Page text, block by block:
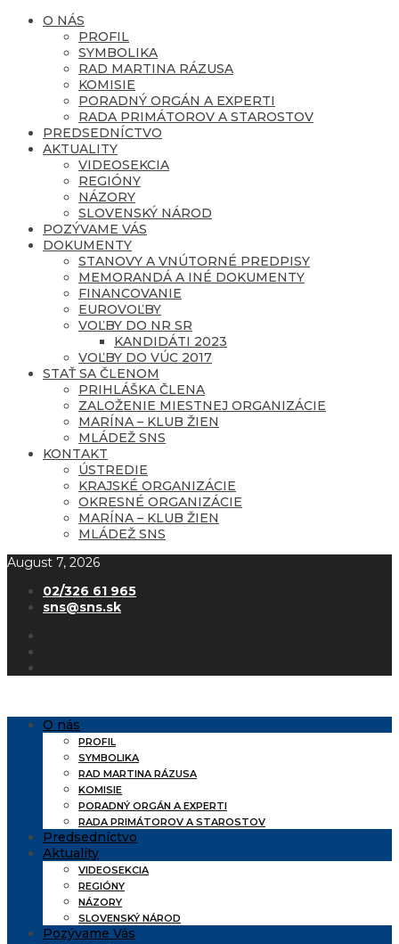
O NÁS
PROFIL
SYMBOLIKA
RAD MARTINA RÁZUSA
KOMISIE
PORADNÝ ORGÁN A EXPERTI
RADA PRIMÁTOROV A STAROSTOV
PREDSEDNÍCTVO
AKTUALITY
VIDEOSEKCIA
REGIÓNY
NÁZORY
SLOVENSKÝ NÁROD
POZÝVAME VÁS
DOKUMENTY
STANOVY A VNÚTORNÉ PREDPISY
MEMORANDÁ A INÉ DOKUMENTY
FINANCOVANIE
EUROVOĽBY
VOĽBY DO NR SR
KANDIDÁTI 2023
VOĽBY DO VÚC 2017
STAŤ SA ČLENOM
PRIHLÁŠKA ČLENA
ZALOŽENIE MIESTNEJ ORGANIZÁCIE
MARÍNA – KLUB ŽIEN
MLÁDEŽ SNS
KONTAKT
ÚSTREDIE
KRAJSKÉ ORGANIZÁCIE
OKRESNÉ ORGANIZÁCIE
MARÍNA – KLUB ŽIEN
MLÁDEŽ SNS
August 7, 2026
02/326 61 965
sns@sns.sk
O nás
PROFIL
SYMBOLIKA
RAD MARTINA RÁZUSA
KOMISIE
PORADNÝ ORGÁN A EXPERTI
RADA PRIMÁTOROV A STAROSTOV
Predsedníctvo
Aktuality
VIDEOSEKCIA
REGIÓNY
NÁZORY
SLOVENSKÝ NÁROD
Pozývame Vás